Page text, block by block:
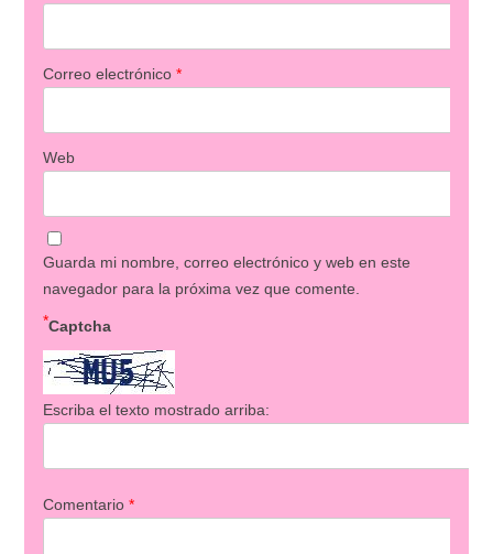
Correo electrónico *
Web
Guarda mi nombre, correo electrónico y web en este
navegador para la próxima vez que comente.
Captcha
*
Escriba el texto mostrado arriba:
Comentario *